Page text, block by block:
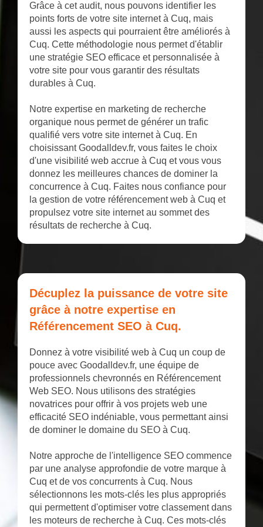
Grâce à cet audit, nous pouvons identifier les
points forts de votre site internet à Cuq, mais
aussi les aspects qui pourraient être améliorés à
Cuq. Cette méthodologie nous permet d'établir
une stratégie SEO efficace et personnalisée à
votre site pour vous garantir des résultats
durables à Cuq.
Notre expertise en marketing de recherche
organique nous permet de générer un trafic
qualifié vers votre site internet à Cuq. En
choisissant Goodalldev.fr, vous faites le choix
d'une visibilité web accrue à Cuq et vous vous
donnez les meilleures chances de dominer la
concurrence à Cuq. Faites nous confiance pour
la gestion de votre référencement web à Cuq et
propulsez votre site internet au sommet des
résultats de recherche à Cuq.
Décuplez la puissance de votre site
grâce à notre expertise en
Référencement SEO à Cuq.
Donnez à votre visibilité web à Cuq un coup de
pouce avec Goodalldev.fr, une équipe de
professionnels chevronnés en Référencement
Web SEO. Nous utilisons des stratégies
novatrices pour offrir à vos projets web une
efficacité SEO indéniable, vous permettant ainsi
de dominer le domaine du SEO à Cuq.
Notre approche de l'intelligence SEO commence
par une analyse approfondie de votre marque à
Cuq et de vos concurrents à Cuq. Nous
sélectionnons les mots-clés les plus appropriés
qui permettent d'optimiser votre classement dans
les moteurs de recherche à Cuq. Ces mots-clés